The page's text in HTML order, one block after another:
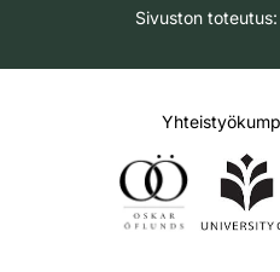
Sivuston toteutus: